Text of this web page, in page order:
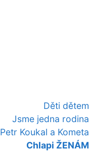
Děti dětem
Jsme jedna rodina
Petr Koukal a Kometa
Chlapi ŽENÁM